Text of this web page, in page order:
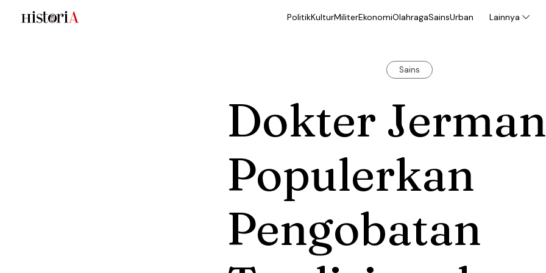
PolitikKulturMiliterEkonomiOlahragaSainsUrban Lainnya
Sains
Dokter Jerman
Populerkan
Pengobatan